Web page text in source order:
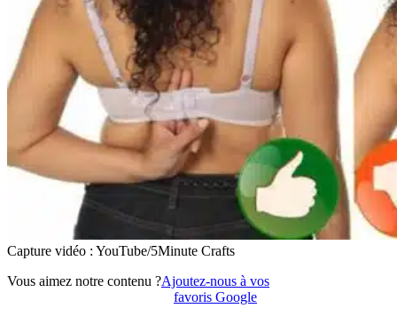
Capture vidéo : YouTube/5Minute Crafts
Vous aimez notre contenu ?Ajoutez-nous à vos
favoris Google